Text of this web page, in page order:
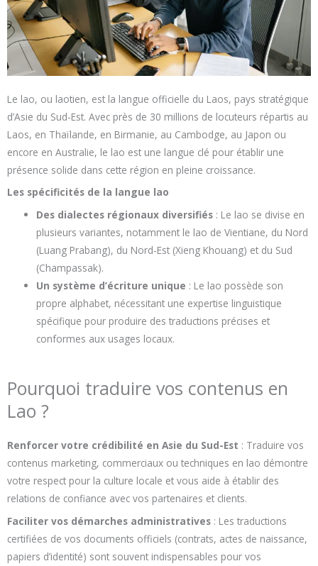
Le lao, ou laotien, est la langue officielle du Laos, pays stratégique
d’Asie du Sud-Est. Avec près de 30 millions de locuteurs répartis au
Laos, en Thaïlande, en Birmanie, au Cambodge, au Japon ou
encore en Australie, le lao est une langue clé pour établir une
présence solide dans cette région en pleine croissance.
Les spécificités de la langue lao
Des dialectes régionaux diversifiés : Le lao se divise en
plusieurs variantes, notamment le lao de Vientiane, du Nord
(Luang Prabang), du Nord-Est (Xieng Khouang) et du Sud
(Champassak).
Un système d’écriture unique : Le lao possède son
propre alphabet, nécessitant une expertise linguistique
spécifique pour produire des traductions précises et
conformes aux usages locaux.
Pourquoi traduire vos contenus en
Lao ?
Renforcer votre crédibilité en Asie du Sud-Est : Traduire vos
contenus marketing, commerciaux ou techniques en lao démontre
votre respect pour la culture locale et vous aide à établir des
relations de confiance avec vos partenaires et clients.
Faciliter vos démarches administratives : Les traductions
certifiées de vos documents officiels (contrats, actes de naissance,
papiers d’identité) sont souvent indispensables pour vos